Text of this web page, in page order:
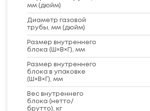
мм (дюйм)
Диаметр газовой
трубы, мм (дюйм)
Размер внутреннего
блока (Ш×В×Г), мм
Размер внутреннего
блока в упаковке
(Ш×В×Г), мм
Вес внутреннего
блока (нетто/
брутто), кг